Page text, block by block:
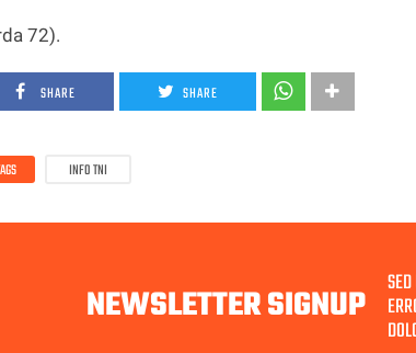
72).
SHARE SHARE
INFO TNI
NEWSLETTER SIGNUP